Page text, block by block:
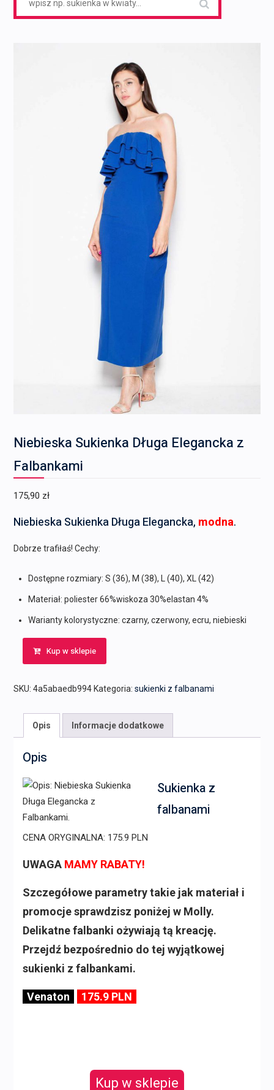
Niebieska Sukienka Długa Elegancka z
Falbankami
175,90 zł
Niebieska Sukienka Długa Elegancka, modna.
Dobrze trafiłaś! Cechy:
Dostępne rozmiary: S (36), M (38), L (40), XL (42)
Materiał: poliester 66%wiskoza 30%elastan 4%
Warianty kolorystyczne: czarny, czerwony, ecru, niebieski
Kup w sklepie
SKU: 4a5abaedb994 Kategoria: sukienki z falbanami
Opis Informacje dodatkowe
Opis
Sukienka z
falbanami
CENA ORYGINALNA: 175.9 PLN
UWAGA MAMY RABATY!
Szczegółowe parametry takie jak materiał i
promocje sprawdzisz poniżej w Molly.
Delikatne falbanki ożywiają tą kreację.
Przejdź bezpośrednio do tej wyjątkowej
sukienki z falbankami.
Venaton 175.9 PLN
Kup w sklepie